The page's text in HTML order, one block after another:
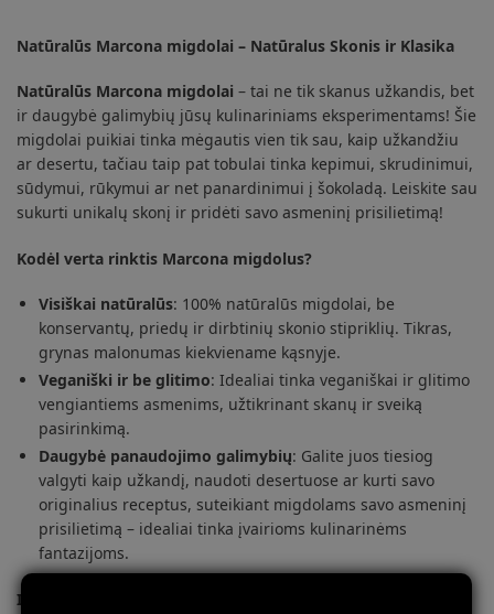
Natūralūs Marcona migdolai – Natūralus Skonis ir Klasika
Natūralūs Marcona migdolai – tai ne tik skanus užkandis, bet
ir daugybė galimybių jūsų kulinariniams eksperimentams! Šie
migdolai puikiai tinka mėgautis vien tik sau, kaip užkandžiu
ar desertu, tačiau taip pat tobulai tinka kepimui, skrudinimui,
sūdymui, rūkymui ar net panardinimui į šokoladą. Leiskite sau
sukurti unikalų skonį ir pridėti savo asmeninį prisilietimą!
Kodėl verta rinktis Marcona migdolus?
Visiškai natūralūs: 100% natūralūs migdolai, be
konservantų, priedų ir dirbtinių skonio stipriklių. Tikras,
grynas malonumas kiekviename kąsnyje.
Veganiški ir be glitimo: Idealiai tinka veganiškai ir glitimo
vengiantiems asmenims, užtikrinant skanų ir sveiką
pasirinkimą.
Daugybė panaudojimo galimybių: Galite juos tiesiog
valgyti kaip užkandį, naudoti desertuose ar kurti savo
originalius receptus, suteikiant migdolams savo asmeninį
prisilietimą – idealiai tinka įvairioms kulinarinėms
fantazijoms.
Išskirtinė kokybė ir dėmesys detalėms